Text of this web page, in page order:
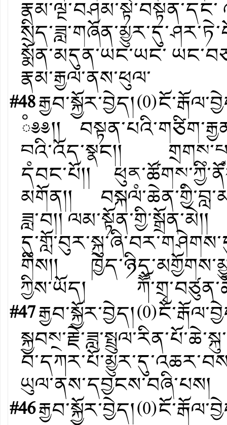
སྨོན་མདུན་ཡང་ཡང་
རྣམ་རྒྱལ་ནས་ཕུལ་
#48རྒྱབ་སྐྱོར་བྱེད།(0)
ཾ༅༅།།
བ༷འི་འོད་སྣང།།
དབང་པོ།།
མགོན།།
ཟླ་བ།།
གིས།།
ཀྱིས་ཡོད།
#47རྒྱབ་སྐྱོར་བྱེད།(0)
ཡུལ་ནས་དབྱངས་བཞི་པས།
#46རྒྱབ་སྐྱོར་བྱེད།(0)